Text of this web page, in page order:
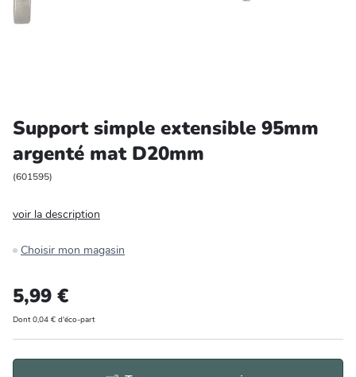
Animalerie
Bricolage et auto
Jardin et plein air
Support simple extensible 95mm
argenté mat D20mm
(601595)
voir la description
Choisir mon magasin
5,99 €
Dont 0,04 € d'éco-part